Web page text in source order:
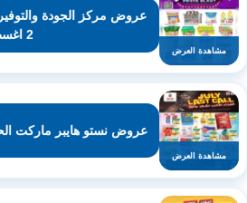
مشاهدة العرض
2 اغسطس
مشاهدة العرض
عروض نستو هايبر ماركت الحصرية